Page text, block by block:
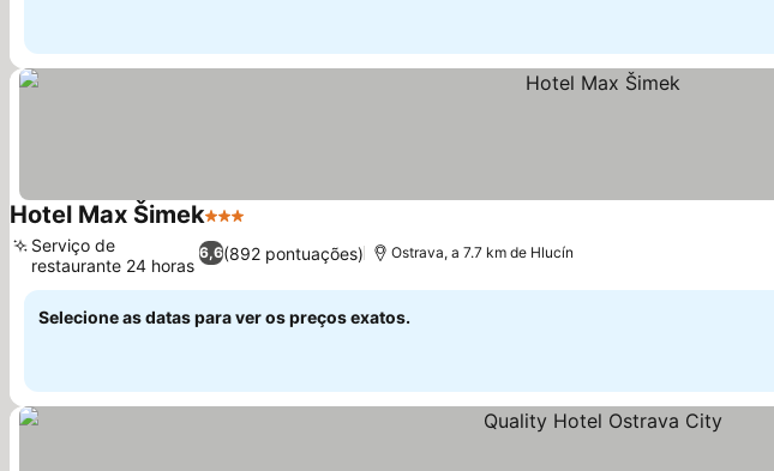
Hotel Max Šimek3 Estrelas
6,6(892 pontuações)
Serviço de
restaurante 24 horas
Ostrava, a 7.7 km de Hlucín
Selecione as datas para ver os preços exatos.